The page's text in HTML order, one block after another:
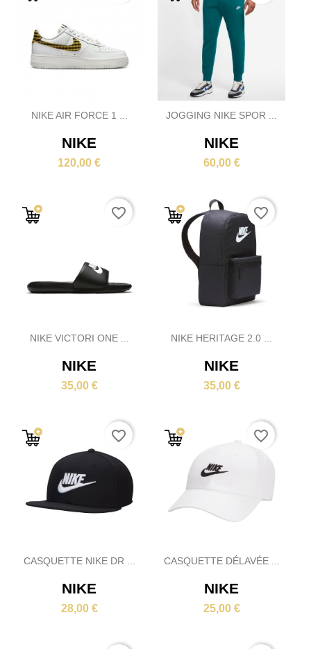
NIKE AIR FORCE 1 ...
NIKE
120,00 €
JOGGING NIKE SPOR ...
NIKE
60,00 €
NIKE VICTORI ONE ...
NIKE
35,00 €
favorite_border
NIKE HERITAGE 2.0 ...
NIKE
35,00 €
favorite_border
CASQUETTE NIKE DR ...
NIKE
28,00 €
favorite_border
CASQUETTE DÉLAVÉE ...
NIKE
25,00 €
favorite_border